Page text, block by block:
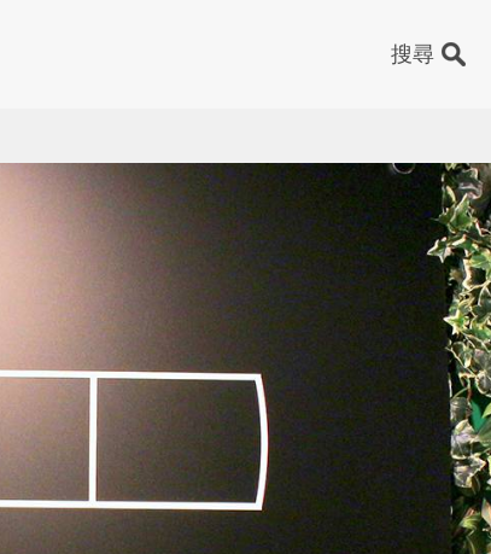
台中
嘉義
高雄
台東
澎湖
金門
馬祖
綠島
蘭嶼
館 住宿
政府機關
車站
自然風景
親子
遊樂園
餐廳
老街
特色建築
運動
外貿協會 360環景專
運動中心